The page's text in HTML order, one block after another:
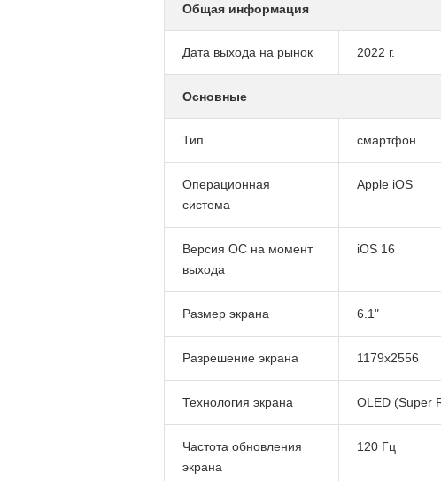
Общая информация
Дата выхода на рынок 2022 г.
Основные
Тип смартфон
Операционная
система
Apple iOS
Версия ОС на момент
выхода
iOS 16
Размер экрана 6.1"
Разрешение экрана 1179x2556
Технология экрана OLED (Super
Частота обновления
экрана
120 Гц